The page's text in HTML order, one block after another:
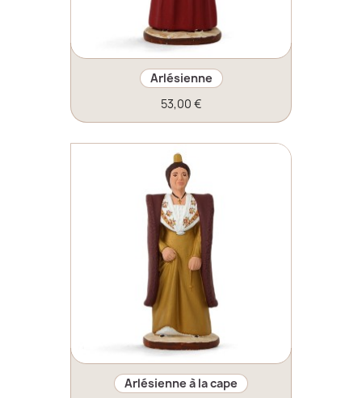
Arlésienne
53,00 €
Arlésienne à la cape